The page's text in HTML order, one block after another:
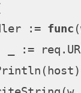
:=
func
_ :=